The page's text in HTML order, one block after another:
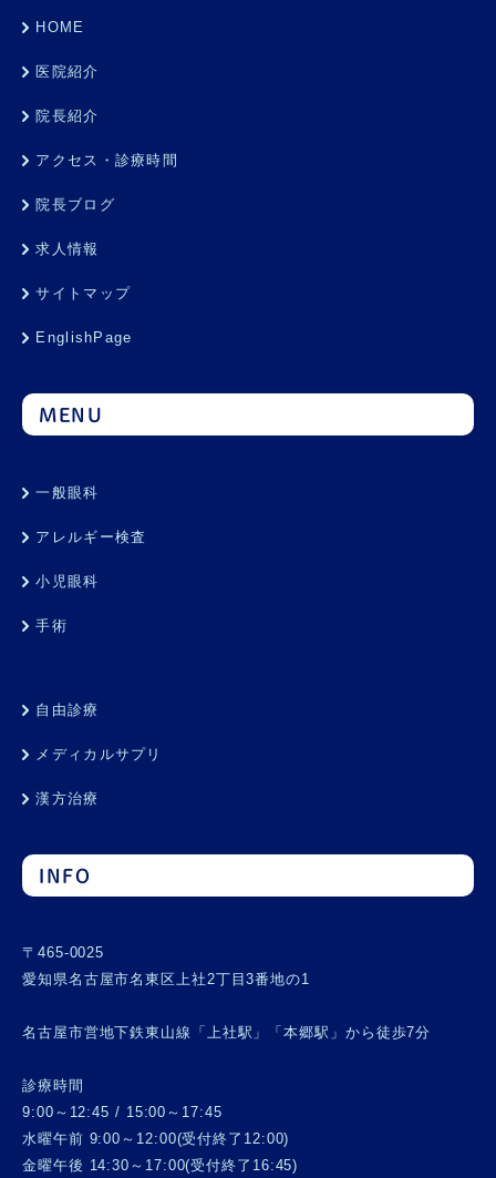
HOME
医院紹介
院長紹介
アクセス・診療時間
院長ブログ
求人情報
サイトマップ
EnglishPage
MENU
一般眼科
アレルギー検査
小児眼科
手術
自由診療
メディカルサプリ
漢方治療
INFO
〒465-0025
愛知県名古屋市名東区上社2丁目3番地の1
名古屋市営地下鉄東山線「上社駅」「本郷駅」から徒歩7分
診療時間
9:00～12:45 / 15:00～17:45
水曜午前 9:00～12:00(受付終了12:00)
金曜午後 14:30～17:00(受付終了16:45)